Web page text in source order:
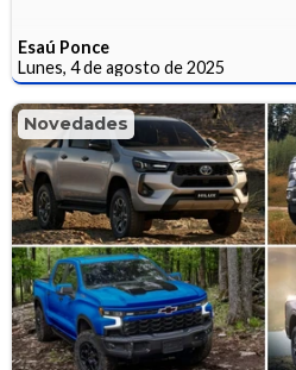
Esaú Ponce
Lunes, 4 de agosto de 2025
Novedades